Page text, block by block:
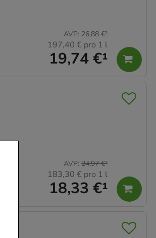
19,74 €¹
AVP: 26,88 €²
197,40 € pro 1 l
18,33 €¹
AVP: 24,97 €²
183,30 € pro 1 l